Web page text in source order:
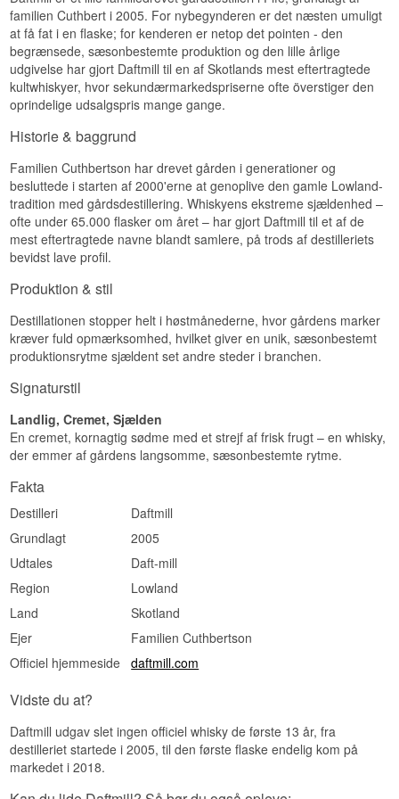
Specifikationer
Navn: Daftmill 2005 Inaugural Release 12 år
Lowland Single Malt Scotch Whisky 55,8%
Destilleri:Daftmill
Region/Land: Lowlands Skotland
Type: Lowland Single Malt Scotch Whisky
Alder: 12 år
Destilleret: 2005
Antal flasker: 629
Edition: Inaugural Release
Smagsprofil
Højt. Den allerførste flaske fra et destilleri, der
siden er blevet et af de mest efterspurgte i
Skotland, i et oplag på 629 flasker. Inaugural
releases kan pr. definition ikke gentages.
Daftmill destillerer kun, når landbruget giver
plads til det. Om sommeren efter såningen og om
vinteren efter høsten står anlægget i gang —
resten af året er Cuthbert-brødrene landmænd.
Se hele vores udvalg af
Lyt til vores podcast:
Næse
Varm og bagt. Rabarberkompot, honning, citrus
og pandekager med ahornsirup. Efter lidt tid i
glasset kommer friske pærer og sprøde æbler
frem.
mandel og citrus, ledsaget af en let voksagtig
tekstur.
Eftersmag
Lang og krydret med antydninger af muskatnød,
Navn: Daftmill 2006/2018 Winter Batch Release
Lowland Single Malt Scotch Whisky 46%
Destilleri:
Daftmill
Region/Land: Lowlands Skotland
Størrelse: 70 CL
Fadtype: Fem førstegangsfyldte ex-bourbonfade
Destilleret: 16/12/2006
EAN nr.: 5010493050098
Smagsprofil
Højt. 1.265 flasker fra et destilleri, hvor
efterspørgslen konsekvent overstiger
produktionen. Daftmills tidlige batches er blevet
Forskellen mellem sommer- og vinterbatch
handler ikke om marketing. Vandtemperaturen i
spiritussen får — nok til at et vinterdestillat
familien Cuthbert i 2005. For nybegynderen er det næsten umuligt
at få fat i en flaske; for kenderen er netop det pointen - den
begrænsede, sæsonbestemte produktion og den lille årlige
udgivelse har gjort Daftmill til en af Skotlands mest eftertragtede
kultwhiskyer, hvor sekundærmarkedspriserne ofte överstiger den
oprindelige udsalgspris mange gange.
Historie & baggrund
Familien Cuthbertson har drevet gården i generationer og
besluttede i starten af 2000'erne at genoplive den gamle Lowland-
tradition med gårdsdestillering. Whiskyens ekstreme sjældenhed –
ofte under 65.000 flasker om året – har gjort Daftmill til et af de
mest eftertragtede navne blandt samlere, på trods af destilleriets
bevidst lave profil.
Produktion & stil
Destillationen stopper helt i høstmånederne, hvor gårdens marker
kræver fuld opmærksomhed, hvilket giver en unik, sæsonbestemt
produktionsrytme sjældent set andre steder i branchen.
Signaturstil
Landlig, Cremet, Sjælden
En cremet, kornagtig sødme med et strejf af frisk frugt – en whisky,
der emmer af gårdens langsomme, sæsonbestemte rytme.
Fakta
Destilleri
Daftmill
Grundlagt
2005
Udtales
Daft-mill
Region
Lowland
Land
Skotland
Ejer
Familien Cuthbertson
Officiel hjemmeside
daftmill.com
Vidste du at?
Daftmill udgav slet ingen officiel whisky de første 13 år, fra
destilleriet startede i 2005, til den første flaske endelig kom på
markedet i 2018.